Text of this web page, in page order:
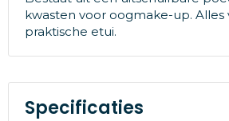
kwasten voor oogmake-up. Alles
praktische etui.
Specificaties